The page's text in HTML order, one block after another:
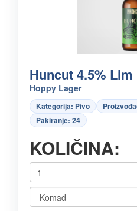
Huncut 4.5% Lim
Hoppy Lager
Kategorija: Pivo
Pakiranje: 24
KOLIČINA: